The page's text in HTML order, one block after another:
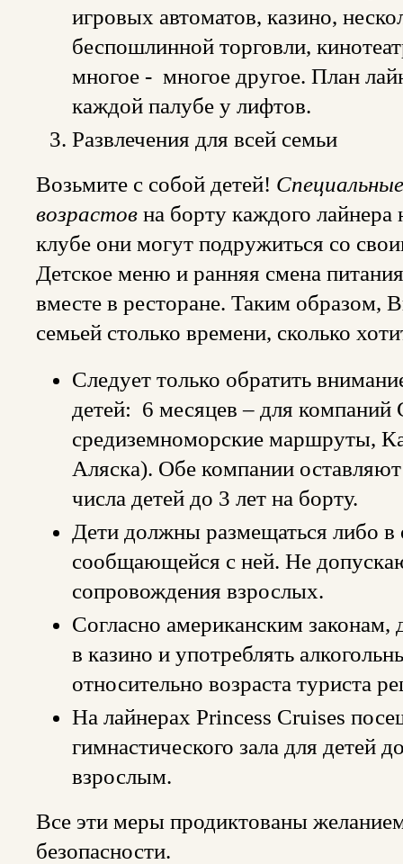
игровых автоматов, казино,
беспошлинной торговли,
многое - многое другое. План
каждой палубе у лифтов.
Развлечения для всей семьи
Возьмите с собой детей!
возрастов на борту каждого лайнера
клубе они могут подружиться со
Детское меню и ранняя смена
вместе в ресторане. Таким образом,
семьей столько времени, сколько
Следует только обратить
детей: 6 месяцев – для компаний
средиземноморские маршруты,
Аляска). Обе компании
числа детей до 3 лет на борту.
Дети должны размещаться либо
сообщающейся с ней. Не
сопровождения взрослых.
Согласно американским законам,
в казино и употреблять
относительно возраста туриста
На лайнерах Princess Cruises
гимнастического зала для детей
взрослым.
Все эти меры продиктованы
безопасности.